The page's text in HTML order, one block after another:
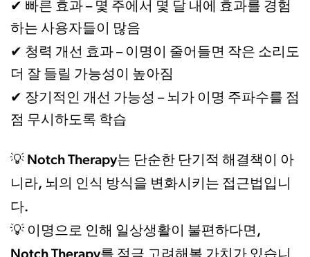
✔ 빠른 효과 – 몇 주에서 몇 달 내에 효과를 경험
하는 사용자들이 많음
✔ 청력 개선 효과 – 이명이 줄어들면 작은 소리도
더 잘 들릴 가능성이 높아짐
✔ 장기적인 개선 가능성 – 뇌가 이명 주파수를 점
점 무시하도록 학습
💡 Notch Therapy는 단순한 단기적 해결책이 아
니라, 뇌의 인식 방식을 변화시키는 접근법입니
다.
💡 이명으로 인해 일상생활이 불편하다면,
Notch Therapy를 적극 고려해볼 가치가 있습니